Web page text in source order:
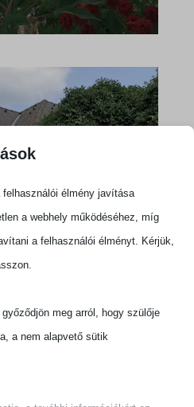
élmény javítása
a webhely működéséhez, míg
a felhasználói élményt. Kérjük,
meg arról, hogy szülője
a nem alapvető sütik